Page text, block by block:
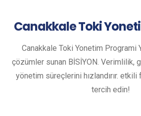
CanakkaleToki
Canakkale Toki Yonetim Programi
çözümler sunan BİSİYON. Verimlilik,
yönetim süreçlerini hızlandırır.
tercih edin!